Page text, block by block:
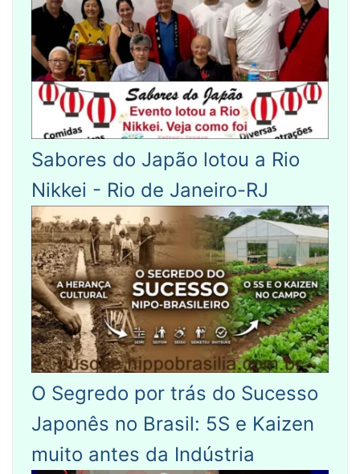
Sabores do Japão lotou a Rio
Nikkei - Rio de Janeiro-RJ
O Segredo por trás do Sucesso
Japonês no Brasil: 5S e Kaizen
muito antes da Indústria